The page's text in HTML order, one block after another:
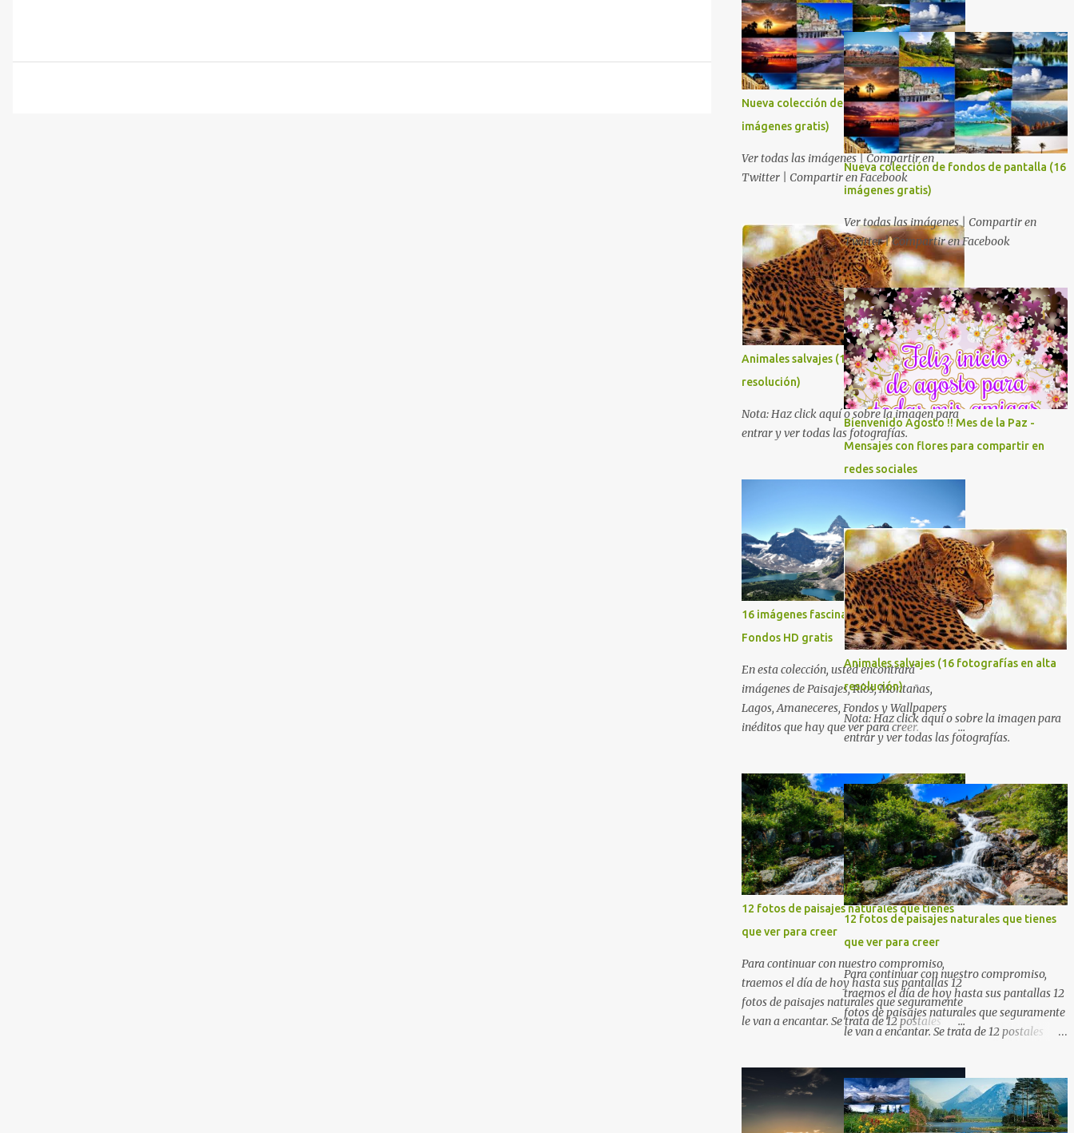
Nueva colección de fondos de pantalla (16
imágenes gratis)
Ver todas las imágenes | Compartir en
Twitter | Compartir en Facebook
Animales salvajes (16 fotografías en alta
resolución)
Nota: Haz click aquí o sobre la imagen para
entrar y ver todas las fotografías.
16 imágenes fascinantes de la naturaleza -
Fondos HD gratis
En esta colección, usted encontrará
imágenes de Paisajes, Ríos, Montañas,
Lagos, Amaneceres, Fondos y Wallpapers
inéditos que hay que ver para creer.
Esperamos que al igual que nosotros, usted
gratuitas . Si tiene usted oportunidad,
ayúdenos a difundir nuestra página para
que más personas puedan beneficiarse de
estos recursos. La dirección de nuestra web,
es; www.bancodeimagenesgratis.com
Reciban mi agradecimiento a través de la
distancia. -José Luis
12 fotos de paisajes naturales que tienes
que ver para creer
Para continuar con nuestro compromiso,
traemos el día de hoy hasta sus pantallas 12
fotos de paisajes naturales que seguramente
le van a encantar. Se trata de 12 postales
majestuosas donde la naturaleza hace
que al igual que yo, ustedes disfruten de
estas increíbles imágenes que son un
merecido tributo a nuestro planeta. Las
Nueva colección de fondos de pantalla (16
imágenes gratis)
Ver todas las imágenes | Compartir en
Twitter | Compartir en Facebook
Bienvenido Agosto !! Mes de la Paz -
Mensajes con flores para compartir en
redes sociales
Animales salvajes (16 fotografías en alta
resolución)
Nota: Haz click aquí o sobre la imagen para
entrar y ver todas las fotografías.
12 fotos de paisajes naturales que tienes
que ver para creer
Para continuar con nuestro compromiso,
traemos el día de hoy hasta sus pantallas 12
fotos de paisajes naturales que seguramente
le van a encantar. Se trata de 12 postales
alarde de su encantadora belleza. Espero
que al igual que yo, ustedes disfruten de
estas increíbles imágenes que son un
merecido tributo a nuestro planeta. Las